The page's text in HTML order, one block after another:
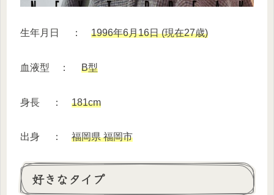
生年月日 ： 1996年6月16日 (現在27歳)
血液型 ： B型
身長 ： 181cm
出身 ： 福岡県 福岡市
好きなタイプ